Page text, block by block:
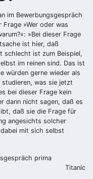
im Bewerbungsgespräch
»Wer oder was
»Bei dieser Frage
ist hier, daß
schlecht ist zum Beispiel,
im reinen sind. Das ist
würden gerne wieder als
studieren, was sie jetzt
bei dieser Frage kein
dann nicht sagen, daß es
daß sie die Frage für
angesichts solcher
mit sich selbst
prima
Titanic